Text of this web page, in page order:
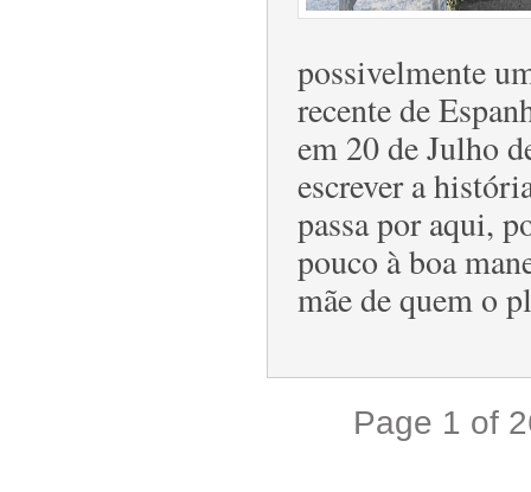
possivelmente
recente de
em 20 de Julho
escrever a
passa por aqui,
pouco à boa
mãe de quem o
Page 1 of